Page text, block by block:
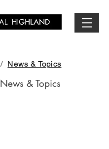
/ News & Topics
News & Topics